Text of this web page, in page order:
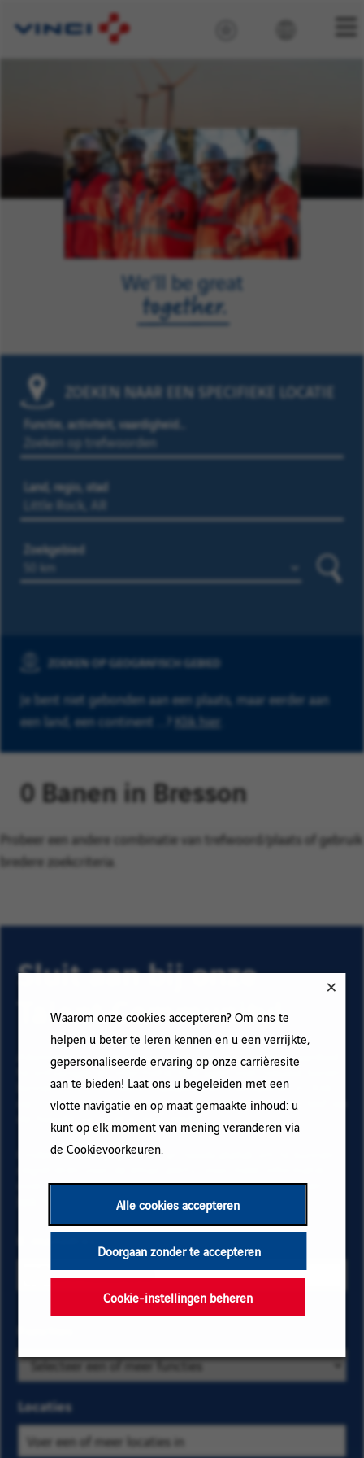
Waarom onze cookies accepteren? Om ons te
helpen u beter te leren kennen en u een verrijkte,
gepersonaliseerde ervaring op onze carrièresite
aan te bieden! Laat ons u begeleiden met een
vlotte navigatie en op maat gemaakte inhoud: u
kunt op elk moment van mening veranderen via
de Cookievoorkeuren.
Alle cookies accepteren
Doorgaan zonder te accepteren
Cookie-instellingen beheren
ZOEKEN NAAR EEN SPECIFIEKE LOCATIE
Functie, activiteit, vaardigheid…
Land, regio, stad
Zoekgebied
ZOEKEN OP GEOGRAFISCH GEBIED
Je bent niet gebonden aan een plaats, maar eerder aan
een land, een continent ...? Klik hier
0 Banen in Bresson
Probeer een andere combinatie van trefwoord/plaats of gebruik
bredere zoekcriteria.
Sluit aan bij onze
Talent Community!
Abonneer op onze e-mail alerts om ons vacature aanbod
te ontvangen en informatie te krijgen over nieuwe banen
binnen Vinci. Vul uw e-mailadres en voorkeuren in. Klik
op "Toevoegen" en vervolgens op "Abonneren" en blijf op
de hoogte via onze e-mail alerts!
Onderstaande gegevens zijn noodzakelijk om te kunnen
over het beheer van uw gegevens en over uw rechten,
E-mailadres
bedrijfs- en
locatiecriteria
vacatures te
vinden die u
op
categorie
kies
Locaties